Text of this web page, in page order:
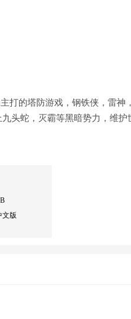
打的塔防游戏，钢铁侠，雷
头蛇，灭霸等黑暗势力，维护
文版